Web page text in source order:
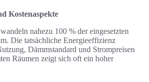
Kostenaspekte
nahezu 100 % der eingesetzten
Die tatsächliche Energieeffizienz
Dämmstandard und Strompreisen
Räumen zeigt sich oft ein hoher